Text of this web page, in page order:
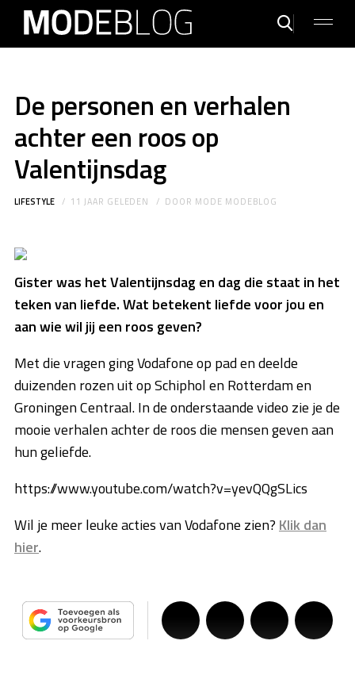
De personen en verhalen
achter een roos op
Valentijnsdag
LIFESTYLE 11 JAAR GELEDEN DOOR MODE MODEBLOG
Gister was het Valentijnsdag en dag die staat in het
teken van liefde. Wat betekent liefde voor jou en
aan wie wil jij een roos geven?
Met die vragen ging Vodafone op pad en deelde
duizenden rozen uit op Schiphol en Rotterdam en
Groningen Centraal. In de onderstaande video zie je de
mooie verhalen achter de roos die mensen geven aan
hun geliefde.
https://www.youtube.com/watch?v=yevQQgSLics
Wil je meer leuke acties van Vodafone zien? Klik dan
hier.